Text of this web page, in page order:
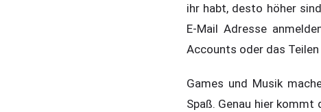
ihr habt, desto höher
E-Mail Adresse
Accounts oder das
Games und Musik
Spaß. Genau hier kommt